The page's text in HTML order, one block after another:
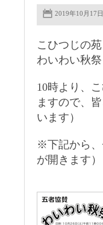
2019年10月17日
こひつじの
わいわい秋
10時より、
ますので、
います）
※下記から、
が開きます）